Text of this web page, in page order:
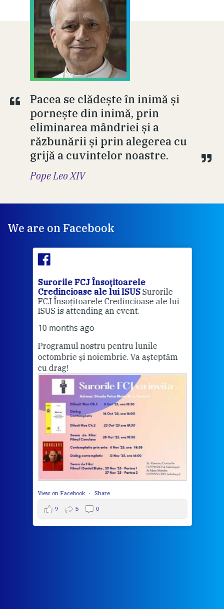
Pacea se clădește în inimă și
pornește din inimă, prin
eliminarea mândriei și a
răzbunării și prin alegerea cu
grijă a cuvintelor noastre.
Pope Leo XIV
We are on Facebook
Surorile FCJ Însoțitoarele
Credincioase ale lui ISUS Surorile
FCJ Însoțitoarele Credincioase ale lui
ISUS is attending an event.
10 months ago
Programul nostru pentru lunile
octombrie și noiembrie. Va așteptăm
cu drag!
View on Facebook · Share
9 5 0